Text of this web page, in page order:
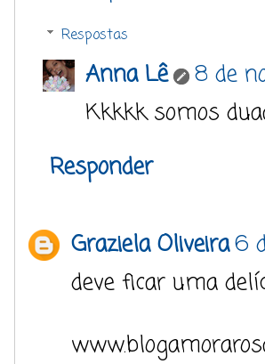
Respostas
Anna Lê
8 de
Kkkkk somos
Responder
Graziela Oliveira6
deve ficar uma